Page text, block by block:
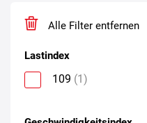
Alle Filter entfernen
Lastindex
109 (1)